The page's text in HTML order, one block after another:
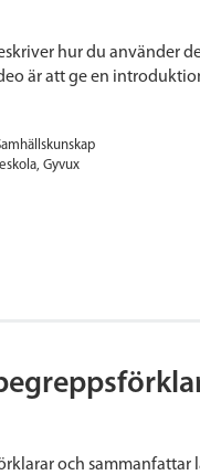
hur du använder
är att ge en
Gyvux
och sammanfattar